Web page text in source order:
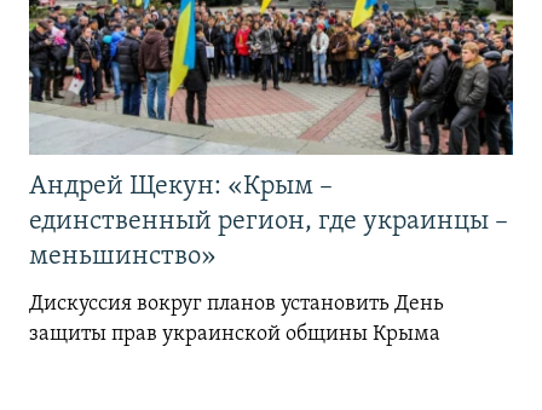
Андрей Щекун: «Крым –
единственный регион, где украинцы –
меньшинство»
Дискуссия вокруг планов установить День
защиты прав украинской общины Крыма